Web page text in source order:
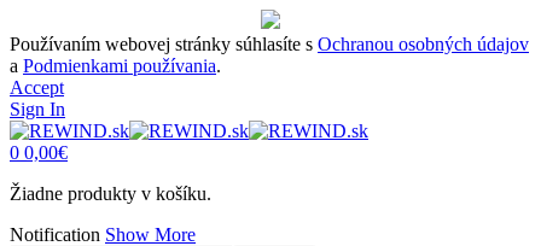
Používaním webovej stránky súhlasíte s Ochranou osobných údajov
a Podmienkami používania.
Accept
Sign In
0 0,00€
Žiadne produkty v košíku.
Notification Show More